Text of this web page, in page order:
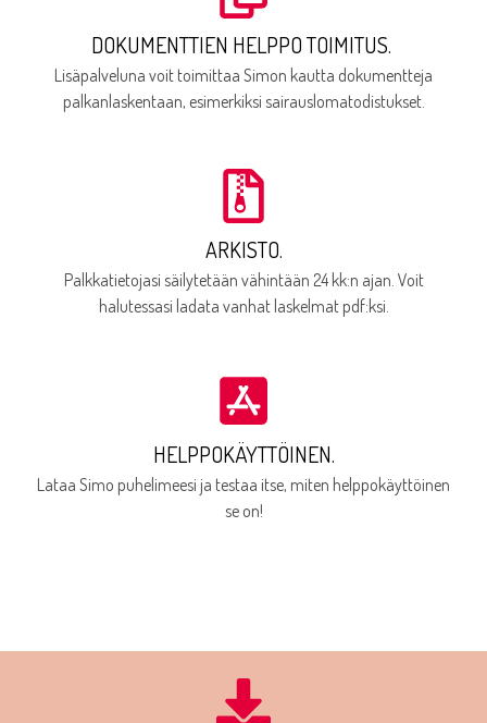
DOKUMENTTIEN HELPPO TOIMITUS.
Lisäpalveluna voit toimittaa Simon kautta dokumentteja
palkanlaskentaan, esimerkiksi sairauslomatodistukset.
ARKISTO.
Palkkatietojasi säilytetään vähintään 24 kk:n ajan. Voit
halutessasi ladata vanhat laskelmat pdf:ksi.
HELPPOKÄYTTÖINEN.
Lataa Simo puhelimeesi ja testaa itse, miten helppokäyttöinen
se on!